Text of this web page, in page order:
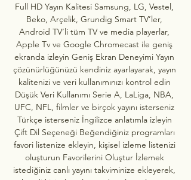
Full HD Yayın Kalitesi Samsung, LG, Vestel,
Beko, Arçelik, Grundig Smart TV’ler,
Android TV’li tüm TV ve media playerlar,
Apple Tv ve Google Chromecast ile geniş
ekranda izleyin Geniş Ekran Deneyimi Yayın
çözünürlüğünüzü kendiniz ayarlayarak, yayın
kalitenizi ve veri kullanımınızı kontrol edin
Düşük Veri Kullanımı Serie A, LaLiga, NBA,
UFC, NFL, filmler ve birçok yayını isterseniz
Türkçe isterseniz İngilizce anlatımla izleyin
Çift Dil Seçeneği Beğendiğiniz programları
favori listenize ekleyin, kişisel izleme listenizi
oluşturun Favorilerini Oluştur İzlemek
istediğiniz canlı yayını takviminize ekleyerek,